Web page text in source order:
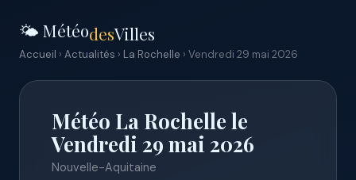
🌤️ MétéodesVilles
Accueil › Actualités › La Rochelle › Vendredi 29 mai 2026
Météo La Rochelle le
Vendredi 29 mai 2026
Nouvelle-Aquitaine